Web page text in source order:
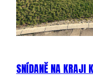
SNÍDANĚ NA KRAJI